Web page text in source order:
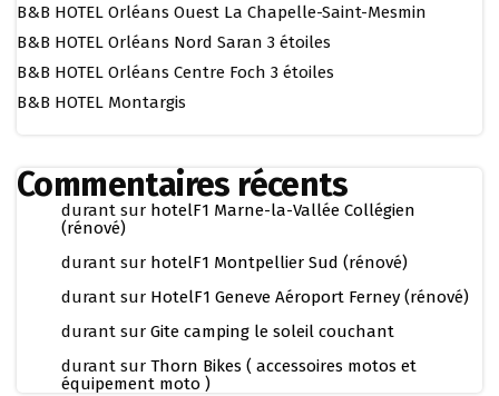
B&B HOTEL Orléans Ouest La Chapelle-Saint-Mesmin
B&B HOTEL Orléans Nord Saran 3 étoiles
B&B HOTEL Orléans Centre Foch 3 étoiles
B&B HOTEL Montargis
Commentaires récents
durant sur hotelF1 Marne-la-Vallée Collégien
(rénové)
durant sur hotelF1 Montpellier Sud (rénové)
durant sur HotelF1 Geneve Aéroport Ferney (rénové)
durant sur Gite camping le soleil couchant
durant sur Thorn Bikes ( accessoires motos et
équipement moto )